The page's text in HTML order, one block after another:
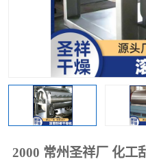
2000 常州圣祥厂 化工
振动流化床干燥机